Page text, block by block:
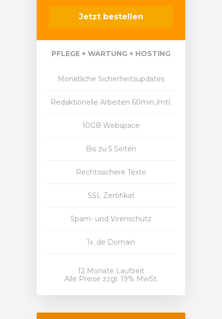
Jetzt bestellen
PFLEGE + WARTUNG + HOSTING
Monatliche Sicherheitsupdates
Redaktionelle Arbeiten 60min./mtl.
10GB Webspace
Bis zu 5 Seiten
Rechtssichere Texte
SSL Zertifikat
Spam- und Virenschutz
1x .de Domain
12 Monate Laufzeit
Alle Preise zzgl. 19% MwSt.